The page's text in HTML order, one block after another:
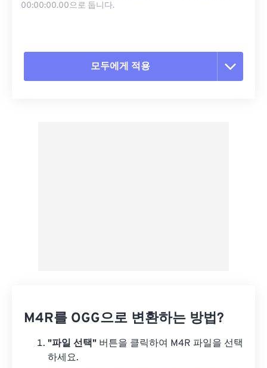
00:00:00.00으로 둡니다.
모두에게 적용
M4R를 OGG으로 변환하는 방법?
"파일 선택" 버튼을 클릭하여 M4R 파일을 선택
하세요.